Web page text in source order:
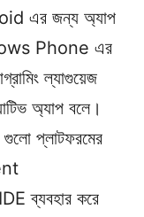
এর জন্য অ্যাপ
Phone এর
ল্যাগুয়েজ
অ্যাপ বলে।
প্লাটফরমের
ব্যবহার করে